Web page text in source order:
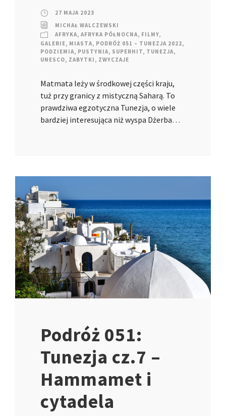
27 MAJA 2023
MICHAŁ WALCZEWSKI
AFRYKA, AFRYKA PÓŁNOCNA, FILMY,
GALERIE, MIASTA, PODRÓŻ 051 – TUNEZJA 2022,
PODZIEMIA, PUSTYNIA, SUPERHIT, TUNEZJA,
UNESCO, ZABYTKI , ZWYCZAJE
Matmata leży w środkowej części kraju,
tuż przy granicy z mistyczną Saharą. To
prawdziwa egzotyczna Tunezja, o wiele
bardziej interesująca niż wyspa Dżerba…
Podróż 051:
Tunezja cz.7 –
Hammamet i
cytadela